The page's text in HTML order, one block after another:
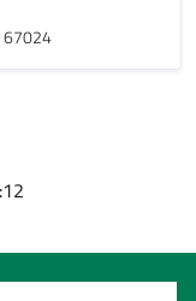
67024